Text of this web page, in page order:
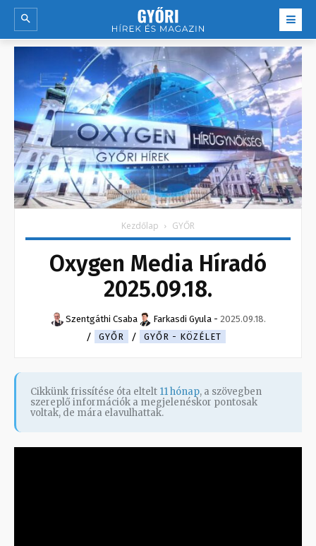
Kezdőlap GYŐR
Oxygen Media Híradó
2025.09.18.
Szentgáthi Csaba Farkasdi Gyula - 2025.09.18.
GYŐR
GYŐR - KÖZÉLET
Cikkünk frissítése óta eltelt 11 hónap, a szövegben
szereplő információk a megjelenéskor pontosak
voltak, de mára elavulhattak.